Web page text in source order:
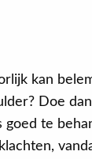
kan
Doe dan
goed te
Super!